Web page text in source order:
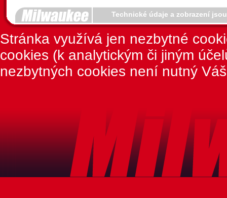
Technické údaje a zobrazení
Stránka využívá jen nezbytné
cookies (k analytickým či jiným
nezbytných cookies není nutný